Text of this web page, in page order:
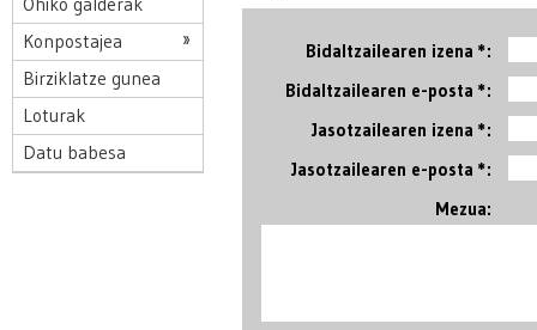
Konpostajea
Birziklatze gunea
Loturak
Datu babesa
Bidaltzailearen izena *:
Bidaltzailearen e-posta *:
Jasotzailearen izena *:
Jasotzailearen e-posta *:
Mezua: